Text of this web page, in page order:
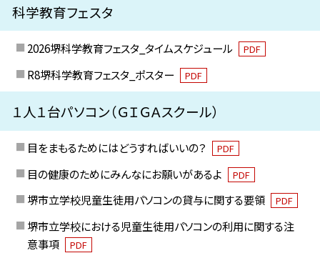
科学教育フェスタ
2026堺科学教育フェスタ_タイムスケジュール PDF
R8堺科学教育フェスタ_ポスター PDF
１人１台パソコン（ＧＩＧＡスクール）
目をまもるためにはどうすればいいの？ PDF
目の健康のためにみんなにお願いがあるよ PDF
堺市立学校児童生徒用パソコンの貸与に関する要領 PDF
堺市立学校における児童生徒用パソコンの利用に関する注
意事項
PDF